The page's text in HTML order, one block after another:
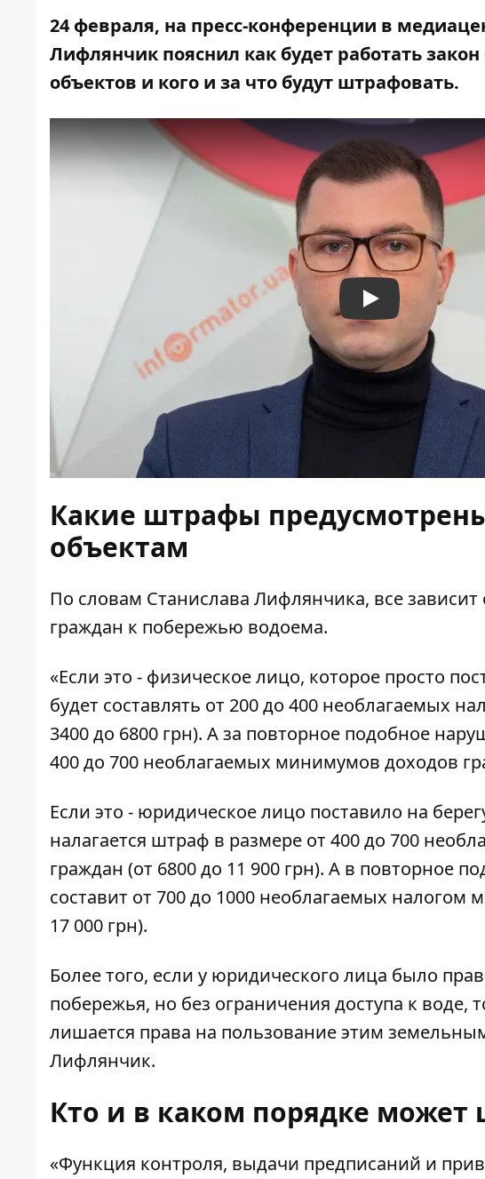
24 февраля, на пресс-конференции в
Лифлянчик пояснил как будет работать
объектов и кого и за что будут штрафовать.
Play
Какие штрафы
объектам
По словам Станислава Лифлянчика, все зависит
граждан к побережью водоема.
«Если это - физическое лицо, которое просто
будет составлять от 200 до 400 необлагаемых
3400 до 6800 грн). А за повторное подобное
400 до 700 необлагаемых минимумов доходов
Если это - юридическое лицо поставило на
налагается штраф в размере от 400 до 700
граждан (от 6800 до 11 900 грн). А в повторное
составит от 700 до 1000 необлагаемых
17 000 грн).
Более того, если у юридического лица было
побережья, но без ограничения доступа к воде,
лишается права на пользование этим
Лифлянчик.
Кто и в каком порядке
«Функция контроля, выдачи предписаний и